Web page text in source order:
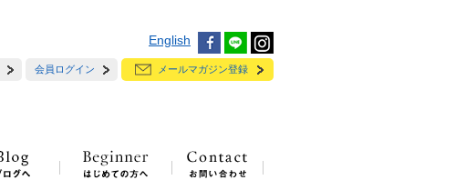
English
会員ログイン メールマガジン登録